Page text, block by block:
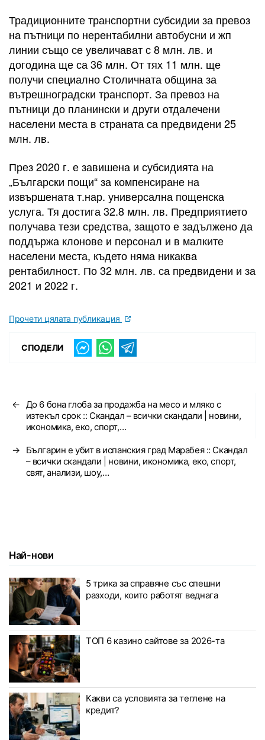
Традиционните транспортни субсидии за превоз
на пътници по нерентабилни автобусни и жп
линии също се увеличават с 8 млн. лв. и
догодина ще са 36 млн. От тях 11 млн. ще
получи специално Столичната община за
вътрешноградски транспорт. За превоз на
пътници до планински и други отдалечени
населени места в страната са предвидени 25
млн. лв.
През 2020 г. е завишена и субсидията на
„Български пощи“ за компенсиране на
извършената т.нар. универсална пощенска
услуга. Тя достига 32.8 млн. лв. Предприятието
получава тези средства, защото е задължено да
поддържа клонове и персонал и в малките
населени места, където няма никаква
рентабилност. По 32 млн. лв. са предвидени и за
2021 и 2022 г.
Прочети цялата публикация
СПОДЕЛИ
← До 6 бона глоба за продажба на месо и мляко с
изтекъл срок :: Скандал – всички скандали | новини,
икономика, еко, спорт,…
→
Българин е убит в испанския град Марабея :: Скандал
– всички скандали | новини, икономика, еко, спорт,
свят, анализи, шоу,…
Най-нови
5 трика за справяне със спешни
разходи, които работят веднага
ТОП 6 казино сайтове за 2026-та
Какви са условията за теглене на
кредит?